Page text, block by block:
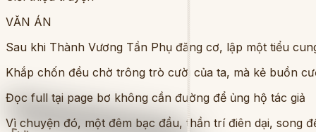
VĂN ÁN
Sau khi Thành Vương Tần Phụ đăng cơ, lập một tiểu
Khắp chốn đều chờ trông trò cười của ta, mà kẻ buồn
Đọc full tại page bơ không cần đường để ủng hộ tác giả
Vì chuyện đó, một đêm bạc đầu, thần trí điên dại, song